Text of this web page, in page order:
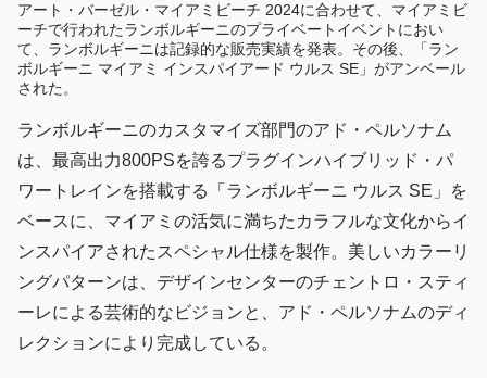
アート・バーゼル・マイアミビーチ 2024に合わせて、マイアミビ
ーチで行われたランボルギーニのプライベートイベントにおい
て、ランボルギーニは記録的な販売実績を発表。その後、「ラン
ボルギーニ マイアミ インスパイアード ウルス SE」がアンベール
された。
ランボルギーニのカスタマイズ部門のアド・ペルソナム
は、最高出力800PSを誇るプラグインハイブリッド・パ
ワートレインを搭載する「ランボルギーニ ウルス SE」を
ベースに、マイアミの活気に満ちたカラフルな文化からイ
ンスパイアされたスペシャル仕様を製作。美しいカラーリ
ングパターンは、デザインセンターのチェントロ・スティ
ーレによる芸術的なビジョンと、アド・ペルソナムのディ
レクションにより完成している。